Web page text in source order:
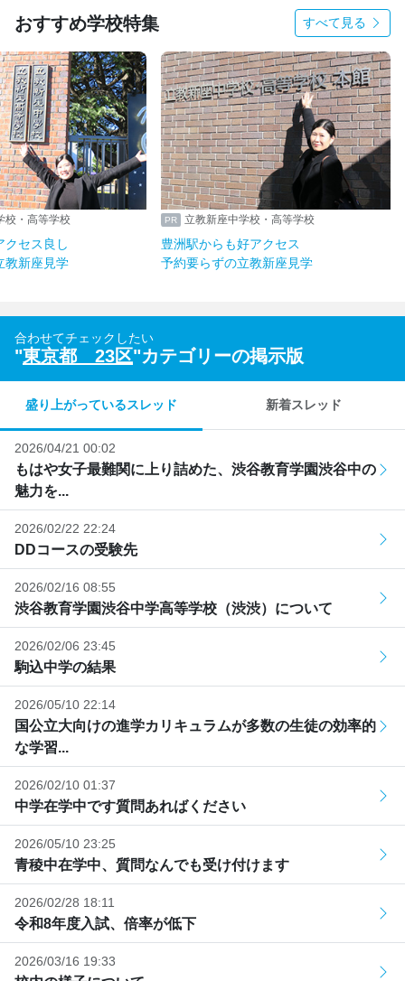
おすすめ学校特集 すべて見る
校・高等学校
クセス良し
教新座見学
立教新座中学校・高等学校
豊洲駅からも好アクセス
予約要らずの立教新座見学
合わせてチェックしたい
"東京都 23区"カテゴリーの掲示版
盛り上がっているスレッド 新着スレッド
2026/04/21 00:02
もはや女子最難関に上り詰めた、渋谷教育学園渋谷中の
魅力を...
2026/02/22 22:24
DDコースの受験先
2026/02/16 08:55
渋谷教育学園渋谷中学高等学校（渋渋）について
2026/02/06 23:45
駒込中学の結果
2026/05/10 22:14
国公立大向けの進学カリキュラムが多数の生徒の効率的
な学習...
2026/02/10 01:37
中学在学中です質問あればください
2026/05/10 23:25
青稜中在学中、質問なんでも受け付けます
2026/02/28 18:11
令和8年度入試、倍率が低下
2026/03/16 19:33